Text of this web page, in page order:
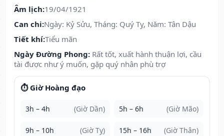
Âm lịch:19/04/1921
Can chi:Ngày: Kỷ Sửu, Tháng: Quý Tỵ, Năm: Tân Dậu
Tiết khí:Tiểu mãn
Ngày Đường Phong: Rất tốt, xuất hành thuận lợi, cầu
tài được như ý muốn, gặp quý nhân phù trợ
⏱️ Giờ Hoàng đạo
3h – 4h (Giờ Dần) 5h – 6h (Giờ Mão)
9h – 10h (Giờ Tỵ) 15h – 16h (Giờ Thân)